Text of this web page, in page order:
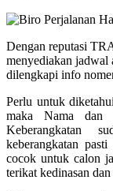
Dengan reputasi
menyediakan jadwal
dilengkapi info
Perlu untuk
maka Nama dan
Keberangkatan
keberangkatan
cocok untuk calon
terikat kedinasan